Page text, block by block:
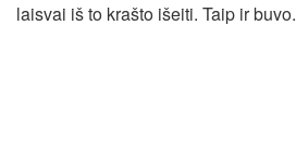
laisvai iš to krašto išeiti. Taip ir buvo.